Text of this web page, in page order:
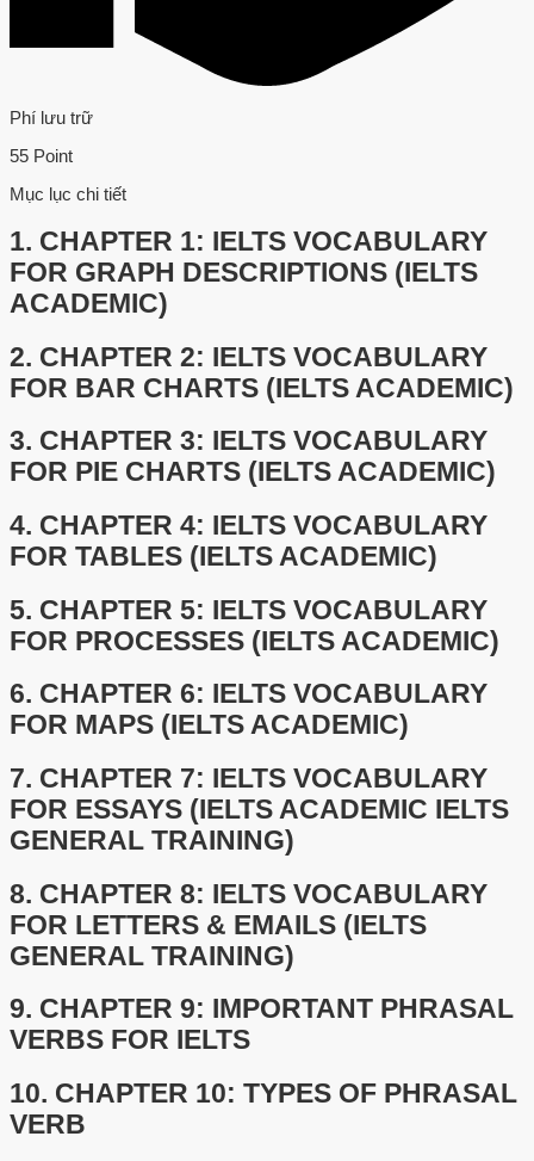
Phí lưu trữ
55 Point
Mục lục chi tiết
1. CHAPTER 1: IELTS VOCABULARY
FOR GRAPH DESCRIPTIONS (IELTS
ACADEMIC)
2. CHAPTER 2: IELTS VOCABULARY
FOR BAR CHARTS (IELTS ACADEMIC)
3. CHAPTER 3: IELTS VOCABULARY
FOR PIE CHARTS (IELTS ACADEMIC)
4. CHAPTER 4: IELTS VOCABULARY
FOR TABLES (IELTS ACADEMIC)
5. CHAPTER 5: IELTS VOCABULARY
FOR PROCESSES (IELTS ACADEMIC)
6. CHAPTER 6: IELTS VOCABULARY
FOR MAPS (IELTS ACADEMIC)
7. CHAPTER 7: IELTS VOCABULARY
FOR ESSAYS (IELTS ACADEMIC IELTS
GENERAL TRAINING)
8. CHAPTER 8: IELTS VOCABULARY
FOR LETTERS & EMAILS (IELTS
GENERAL TRAINING)
9. CHAPTER 9: IMPORTANT PHRASAL
VERBS FOR IELTS
10. CHAPTER 10: TYPES OF PHRASAL
VERB